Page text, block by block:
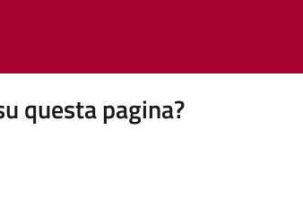
questa pagina?